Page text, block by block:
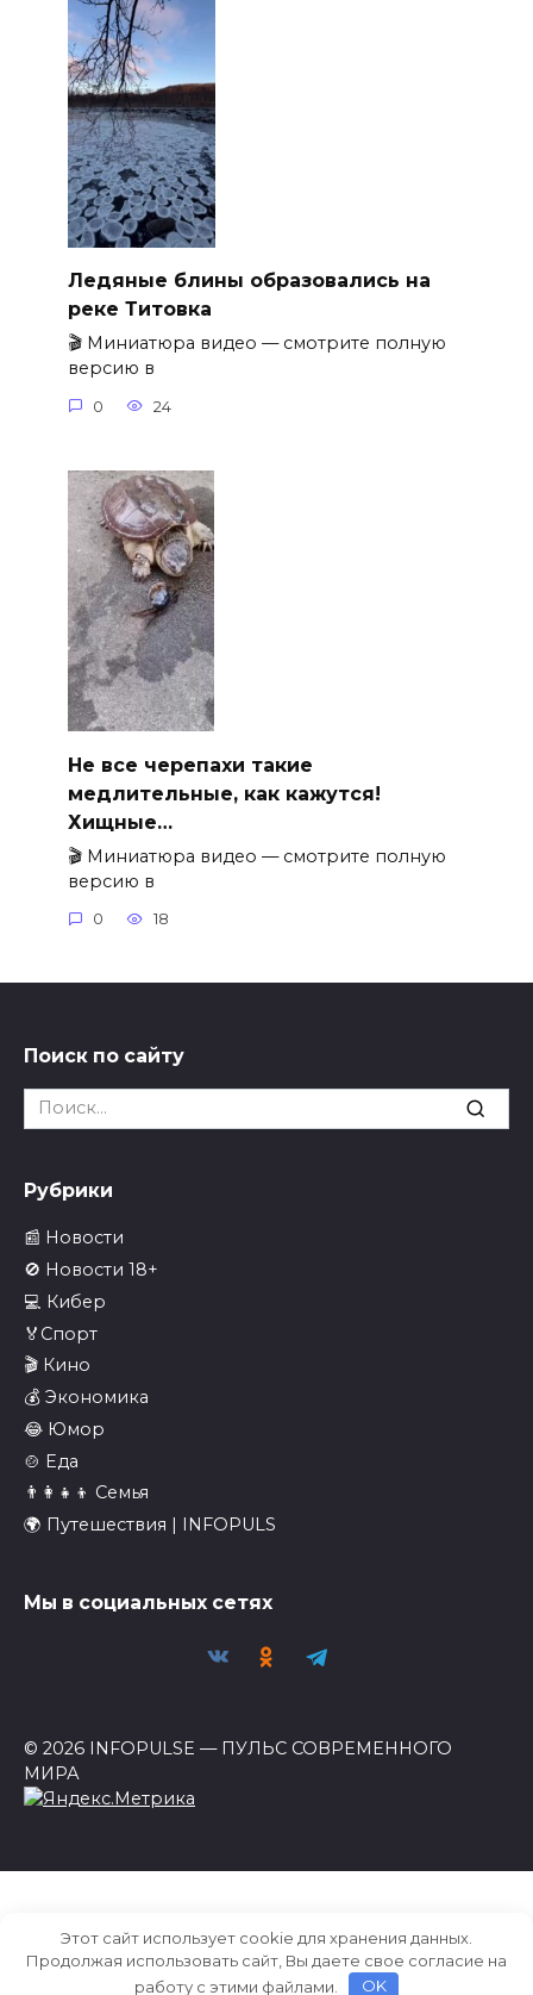
Ледяные блины образовались на
реке Титовка
🎬 Миниатюра видео — смотрите полную
версию в
0 24
Не все черепахи такие
медлительные, как кажутся!
Хищные…
🎬 Миниатюра видео — смотрите полную
версию в
0 18
Поиск по сайту
Search
for:
Рубрики
📰 Новости
🚫 Новости 18+
💻 Кибер
🏅Спорт
🎬 Кино
💰 Экономика
😂 Юмор
🍲 Еда
👨‍👩‍👧‍👦 Семья
🌍 Путешествия | INFOPULS
Мы в социальных сетях
© 2026 INFOPULSE — ПУЛЬС СОВРЕМЕННОГО
МИРА
Этот сайт использует cookie для хранения данных.
Продолжая использовать сайт, Вы даете свое согласие на
работу с этими файлами.
OK